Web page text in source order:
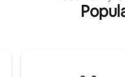
La terraza con
Nevada y la